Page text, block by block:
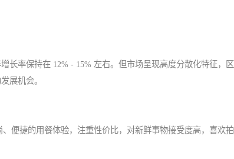
长率保持在 12% - 15% 左右。但市场呈现高度分散化特征，区
展机会。
便捷的用餐体验，注重性价比，对新鲜事物接受度高，喜欢拍